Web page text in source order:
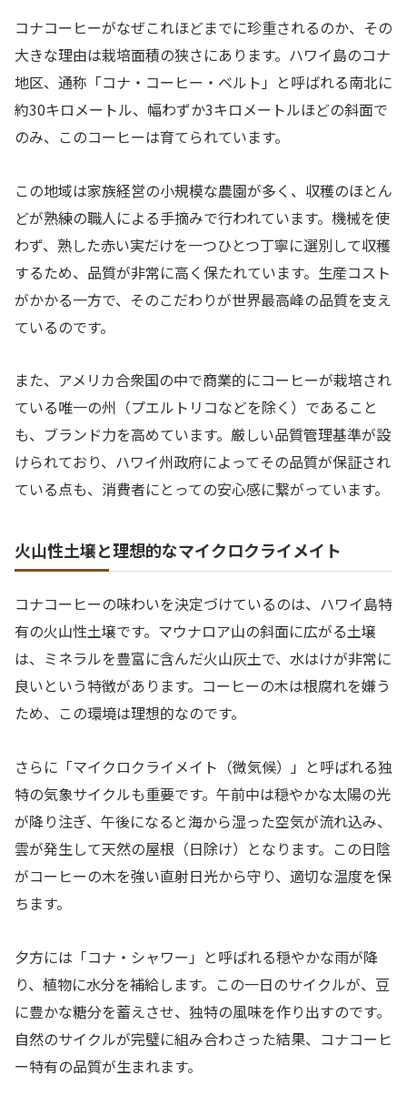
コナコーヒーがなぜこれほどまでに珍重されるのか、その
大きな理由は栽培面積の狭さにあります。ハワイ島のコナ
地区、通称「コナ・コーヒー・ベルト」と呼ばれる南北に
約30キロメートル、幅わずか3キロメートルほどの斜面で
のみ、このコーヒーは育てられています。
この地域は家族経営の小規模な農園が多く、収穫のほとん
どが熟練の職人による手摘みで行われています。機械を使
わず、熟した赤い実だけを一つひとつ丁寧に選別して収穫
するため、品質が非常に高く保たれています。生産コスト
がかかる一方で、そのこだわりが世界最高峰の品質を支え
ているのです。
また、アメリカ合衆国の中で商業的にコーヒーが栽培され
ている唯一の州（プエルトリコなどを除く）であること
も、ブランド力を高めています。厳しい品質管理基準が設
けられており、ハワイ州政府によってその品質が保証され
ている点も、消費者にとっての安心感に繋がっています。
火山性土壌と理想的なマイクロクライメイト
コナコーヒーの味わいを決定づけているのは、ハワイ島特
有の火山性土壌です。マウナロア山の斜面に広がる土壌
は、ミネラルを豊富に含んだ火山灰土で、水はけが非常に
良いという特徴があります。コーヒーの木は根腐れを嫌う
ため、この環境は理想的なのです。
さらに「マイクロクライメイト（微気候）」と呼ばれる独
特の気象サイクルも重要です。午前中は穏やかな太陽の光
が降り注ぎ、午後になると海から湿った空気が流れ込み、
雲が発生して天然の屋根（日除け）となります。この日陰
がコーヒーの木を強い直射日光から守り、適切な温度を保
ちます。
夕方には「コナ・シャワー」と呼ばれる穏やかな雨が降
り、植物に水分を補給します。この一日のサイクルが、豆
に豊かな糖分を蓄えさせ、独特の風味を作り出すのです。
自然のサイクルが完璧に組み合わさった結果、コナコーヒ
ー特有の品質が生まれます。